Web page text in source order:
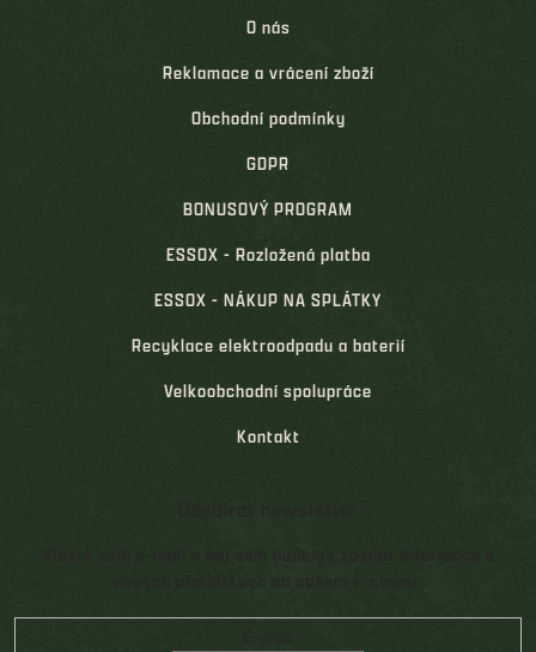
O nás
Reklamace a vrácení zboží
Obchodní podmínky
GDPR
BONUSOVÝ PROGRAM
ESSOX - Rozložená platba
ESSOX - NÁKUP NA SPLÁTKY
Recyklace elektroodpadu a baterií
Velkoobchodní spolupráce
Kontakt